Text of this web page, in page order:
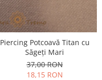
Piercing Potcoavă Titan cu
Săgeți Mari
37,00 RON
18,15 RON